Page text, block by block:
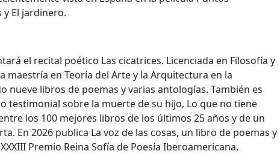
y El jardinero.
el recital poético Las cicatrices. Licenciada en Filosofía y
maestría en Teoría del Arte y la Arquitectura en la
nueve libros de poemas y varias antologías. También es
testimonial sobre la muerte de su hijo, Lo que no tiene
los 100 mejores libros de los últimos 25 años y de un
En 2026 publica La voz de las cosas, un libro de poemas y
Premio Reina Sofía de Poesía Iberoamericana.